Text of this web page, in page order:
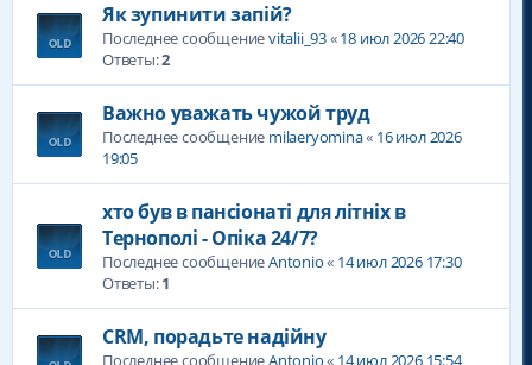
Як зупинити запій?
Последнее сообщениеvitalii_93«18 июл 2026 22:40
Ответы:2
Важно уважать чужой труд
Последнее сообщение milaeryomina« 16 июл 2026
19:05
хто був в пансіонаті для літніх в
Тернополі - Опіка 24/7?
Последнее сообщениеAntonio« 14 июл 2026 17:30
Ответы:1
CRM, порадьте надійну
Последнее сообщениеAntonio« 14 июл 2026 15:54